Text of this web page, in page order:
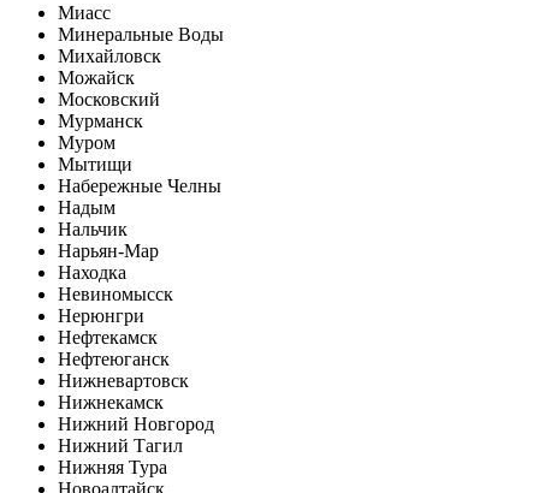
Миасс
Минеральные Воды
Михайловск
Можайск
Московский
Мурманск
Муром
Мытищи
Набережные Челны
Надым
Нальчик
Нарьян-Мар
Находка
Невиномысск
Нерюнгри
Нефтекамск
Нефтеюганск
Нижневартовск
Нижнекамск
Нижний Новгород
Нижний Тагил
Нижняя Тура
Новоалтайск